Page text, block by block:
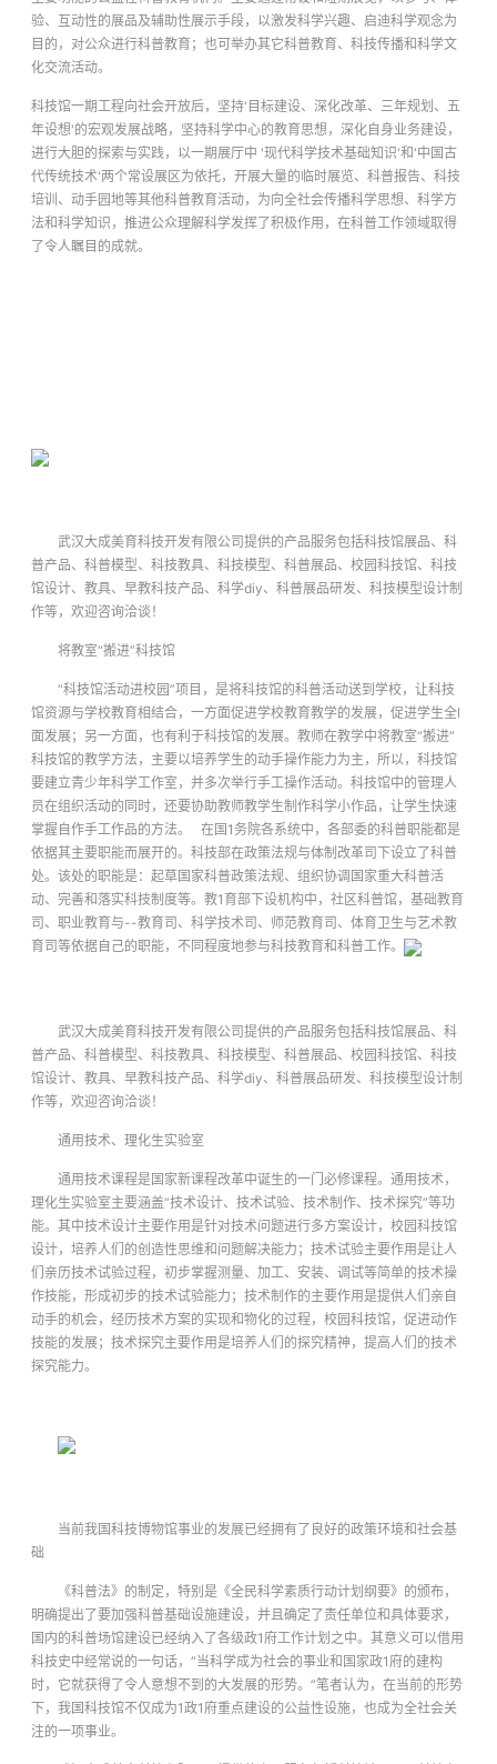
验、互动性的展品及辅助性展示手段，以激发科学兴趣、启迪科学观念为
目的，对公众进行科普教育；也可举办其它科普教育、科技传播和科学文
化交流活动。
科技馆一期工程向社会开放后，坚持'目标建设、深化改革、三年规划、五
年设想'的宏观发展战略，坚持科学中心的教育思想，深化自身业务建设，
进行大胆的探索与实践，以一期展厅中 '现代科学技术基础知识'和'中国古
代传统技术'两个常设展区为依托，开展大量的临时展览、科普报告、科技
培训、动手园地等其他科普教育活动，为向全社会传播科学思想、科学方
法和科学知识，推进公众理解科学发挥了积极作用，在科普工作领域取得
了令人瞩目的成就。
武汉大成美育科技开发有限公司提供的产品服务包括科技馆展品、科
普产品、科普模型、科技教具、科技模型、科普展品、校园科技馆、科技
馆设计、教具、早教科技产品、科学diy、科普展品研发、科技模型设计制
作等，欢迎咨询洽谈！
将教室“搬进”科技馆
“科技馆活动进校园”项目，是将科技馆的科普活动送到学校，让科技
馆资源与学校教育相结合，一方面促进学校教育教学的发展，促进学生全l
面发展；另一方面，也有利于科技馆的发展。教师在教学中将教室“搬进”
科技馆的教学方法，主要以培养学生的动手操作能力为主，所以，科技馆
要建立青少年科学工作室，并多次举行手工操作活动。科技馆中的管理人
员在组织活动的同时，还要协助教师教学生制作科学小作品，让学生快速
掌握自作手工作品的方法。 在国1务院各系统中，各部委的科普职能都是
依据其主要职能而展开的。科技部在政策法规与体制改革司下设立了科普
处。该处的职能是：起草国家科普政策法规、组织协调国家重大科普活
动、完善和落实科技制度等。教1育部下设机构中，社区科普馆，基础教育
司、职业教育与--教育司、科学技术司、师范教育司、体育卫生与艺术教
育司等依据自己的职能，不同程度地参与科技教育和科普工作。
武汉大成美育科技开发有限公司提供的产品服务包括科技馆展品、科
普产品、科普模型、科技教具、科技模型、科普展品、校园科技馆、科技
馆设计、教具、早教科技产品、科学diy、科普展品研发、科技模型设计制
作等，欢迎咨询洽谈！
通用技术、理化生实验室
通用技术课程是国家新课程改革中诞生的一门必修课程。通用技术，
理化生实验室主要涵盖“技术设计、技术试验、技术制作、技术探究”等功
能。其中技术设计主要作用是针对技术问题进行多方案设计，校园科技馆
设计，培养人们的创造性思维和问题解决能力；技术试验主要作用是让人
们亲历技术试验过程，初步掌握测量、加工、安装、调试等简单的技术操
作技能，形成初步的技术试验能力；技术制作的主要作用是提供人们亲自
动手的机会，经历技术方案的实现和物化的过程，校园科技馆，促进动作
技能的发展；技术探究主要作用是培养人们的探究精神，提高人们的技术
探究能力。
当前我国科技博物馆事业的发展已经拥有了良好的政策环境和社会基
础
《科普法》的制定，特别是《全民科学素质行动计划纲要》的颁布，
明确提出了要加强科普基础设施建设，并且确定了责任单位和具体要求，
国内的科普场馆建设已经纳入了各级政1府工作计划之中。其意义可以借用
科技史中经常说的一句话，“当科学成为社会的事业和国家政1府的建构
时，它就获得了令人意想不到的大发展的形势。”笔者认为，在当前的形势
下，我国科技馆不仅成为1政1府重点建设的公益性设施，也成为全社会关
注的一项事业。